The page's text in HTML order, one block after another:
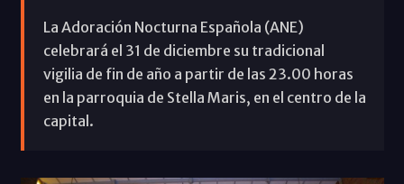
La Adoración Nocturna Española (ANE)
celebrará el 31 de diciembre su tradicional
vigilia de fin de año a partir de las 23.00 horas
en la parroquia de Stella Maris, en el centro de la
capital.